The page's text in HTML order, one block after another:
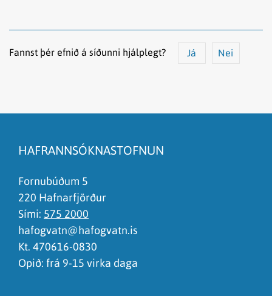
Fannst þér efnið á síðunni hjálplegt? Já Nei
Það er of mikið efni á síðunni
Ég skil ekki efnið, finnst það of flókið
HAFRANNSÓKNASTOFNUN
Fornubúðum 5
220 Hafnarfjörður
Sími: 575 2000
hafogvatn@hafogvatn.is
Kt. 470616-0830
Opið: frá 9-15 virka daga